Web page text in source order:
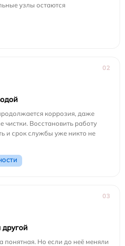
узлы остаются
02
коррозия, даже
чистки. Восстановить работу
и срок службы уже никто не
03
Но если до неё меняли